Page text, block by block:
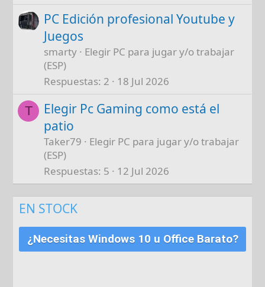
PC Edición profesional Youtube y
Juegos
smarty
Elegir PC para jugar y/o trabajar
(ESP)
Respuestas 2 18 Jul 2026
T
Elegir Pc Gaming como está el
patio
Taker79
Elegir PC para jugar y/o trabajar
(ESP)
Respuestas 5 12 Jul 2026
EN STOCK
¿Necesitas Windows 10 u Office Barato?